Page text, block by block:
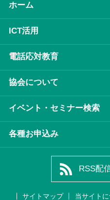
ホーム
ICT活⽤
電話応対教育
協会について
イベント・セミナー検索
各種お申込み
RSS配
サイトマップ 当サイト